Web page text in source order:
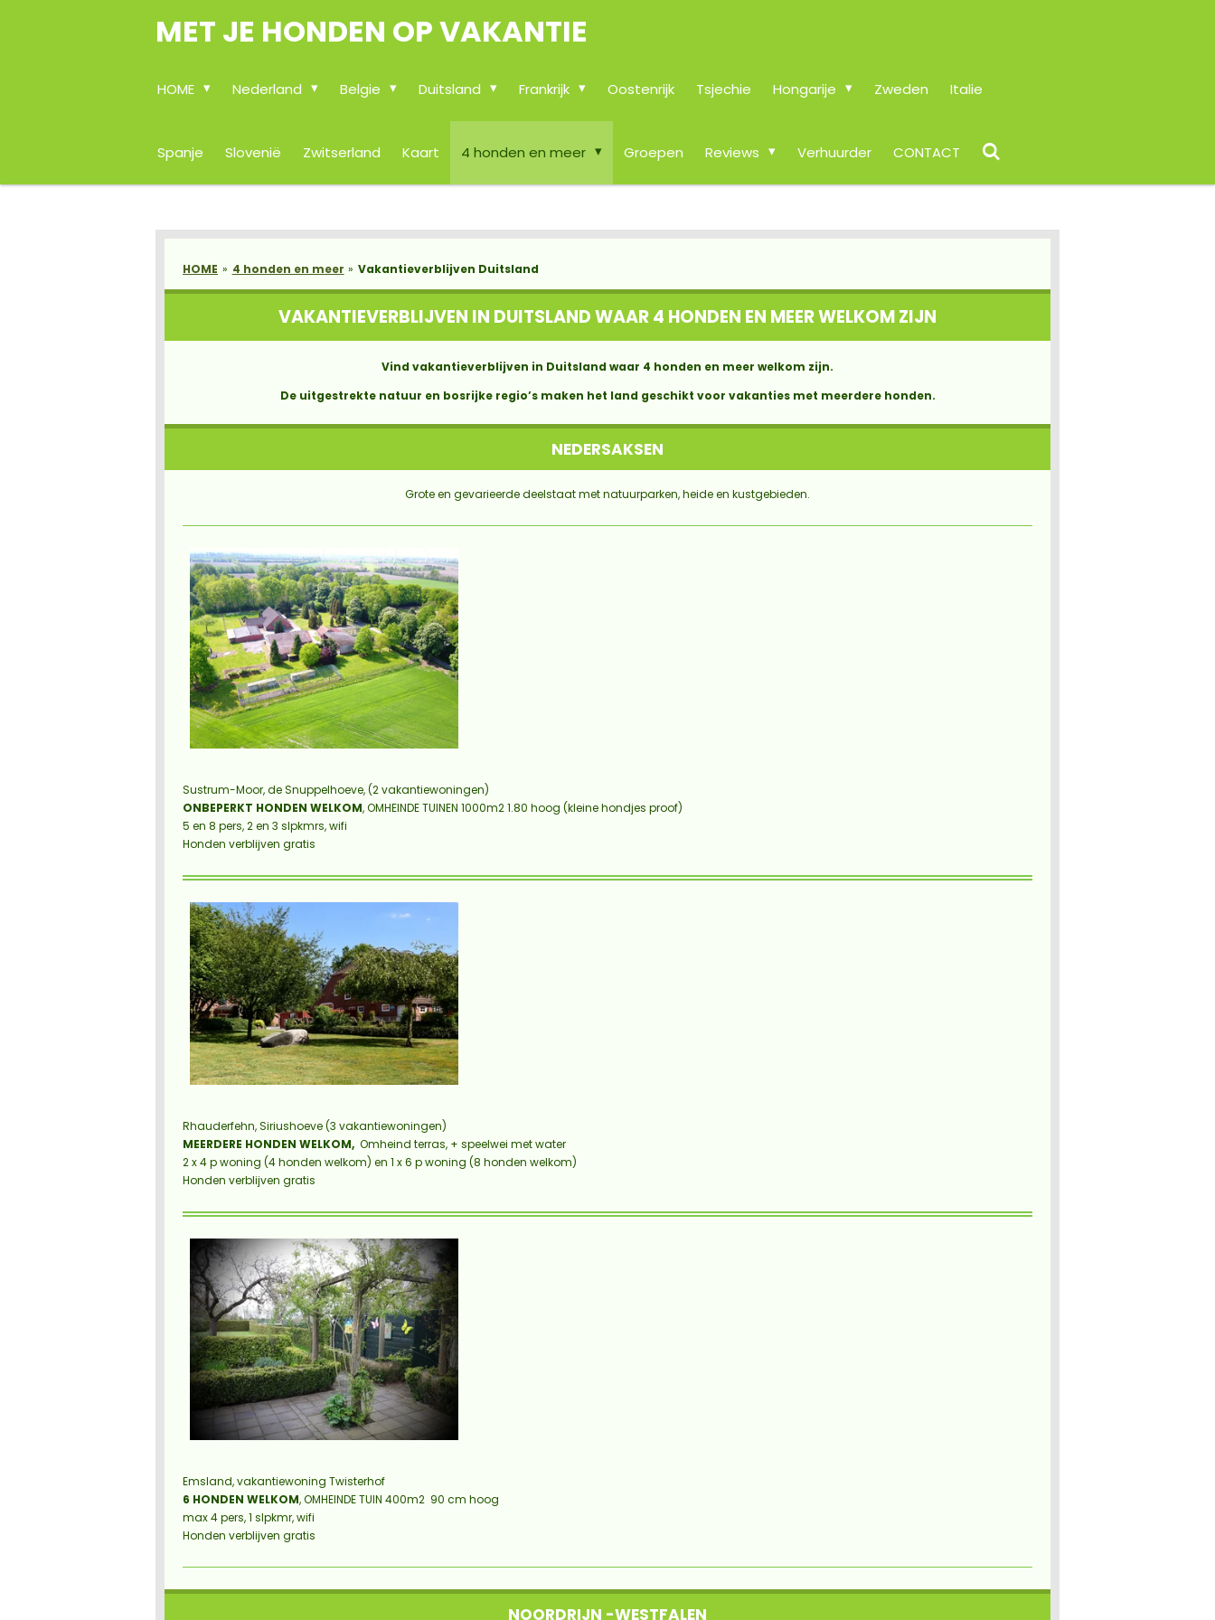
MET JE HONDEN OP VAKANTIE
HOME Nederland Belgie Duitsland Frankrijk Oostenrijk Tsjechie Hongarije Zweden Italie
Spanje Slovenië Zwitserland Kaart 4 honden en meer Groepen Reviews Verhuurder CONTACT
HOME » 4 honden en meer » Vakantieverblijven Duitsland
VAKANTIEVERBLIJVEN IN DUITSLAND WAAR 4 HONDEN EN MEER WELKOM ZIJN
Vind vakantieverblijven in Duitsland waar 4 honden en meer welkom zijn.
De uitgestrekte natuur en bosrijke regio’s maken het land geschikt voor vakanties met meerdere honden.
NEDERSAKSEN
Grote en gevarieerde deelstaat met natuurparken, heide en kustgebieden.
Sustrum-Moor, de Snuppelhoeve, (2 vakantiewoningen)
ONBEPERKT HONDEN WELKOM, OMHEINDE TUINEN 1000m2 1.80 hoog (kleine hondjes proof)
5 en 8 pers, 2 en 3 slpkmrs, wifi
Honden verblijven gratis
Rhauderfehn, Siriushoeve (3 vakantiewoningen)
MEERDERE HONDEN WELKOM, Omheind terras, + speelwei met water
2 x 4 p woning (4 honden welkom) en 1 x 6 p woning (8 honden welkom)
Honden verblijven gratis
Emsland, vakantiewoning Twisterhof
6 HONDEN WELKOM, OMHEINDE TUIN 400m2 90 cm hoog
max 4 pers, 1 slpkmr, wifi
Honden verblijven gratis
NOORDRIJN -WESTFALEN